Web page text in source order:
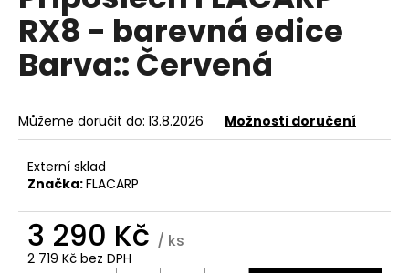
0,0
5
hvězdiček.
RX8 - barevná edice
Barva:: Červená
Můžeme doručit do: 13.8.2026 Možnosti doručení
Externí sklad
Značka:FLACARP
3 290 Kč / ks
2 719 Kč bez DPH
a
j
í
?
HLEDAT